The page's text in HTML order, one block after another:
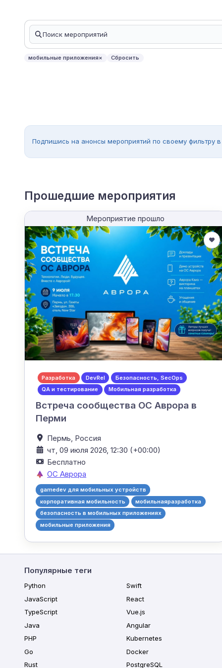
мобильные приложения× Сбросить
Подпишись на анонсы мероприятий по своему фильтру
Прошедшие мероприятия
Мероприятие прошло
Разработка DevRel
Безопасность, SecOps
QA и тестирование
Мобильная разработка
Встреча сообщества ОС Аврора в
Перми
Пермь, Россия
чт, 09 июля 2026, 12:30 (+00:00)
Бесплатно
ОС Аврора
gamedev для мобильных устройств
корпоративная мобильность
мобильнаяразработка
безопасность в мобильных приложениях
мобильные приложения
Популярные теги
Python
JavaScript
TypeScript
Java
PHP
Go
Rust
Swift
React
Vue.js
Angular
Kubernetes
Docker
PostgreSQL